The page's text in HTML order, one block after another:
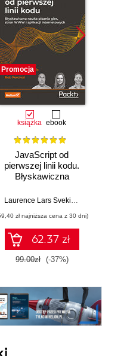
Promocja
książka ebook
JavaScript od
pierwszej linii kodu.
Błyskawiczna
stron WWW i
internetowych
zł najniższa cena z 30 dni)
62.37 zł
99.00zł (-37%)